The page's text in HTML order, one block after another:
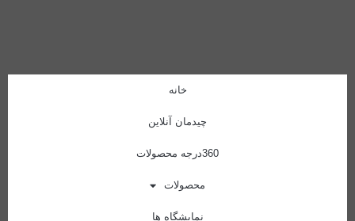
خانه
چیدمان آنلاین
360درجه محصولات
محصولات
نمایشگاه ها